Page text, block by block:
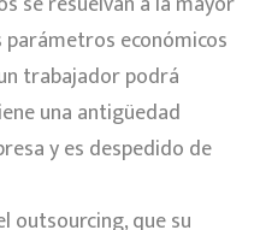
parámetros económicos
trabajador podrá
una antigüedad
y es despedido de
outsourcing, que su